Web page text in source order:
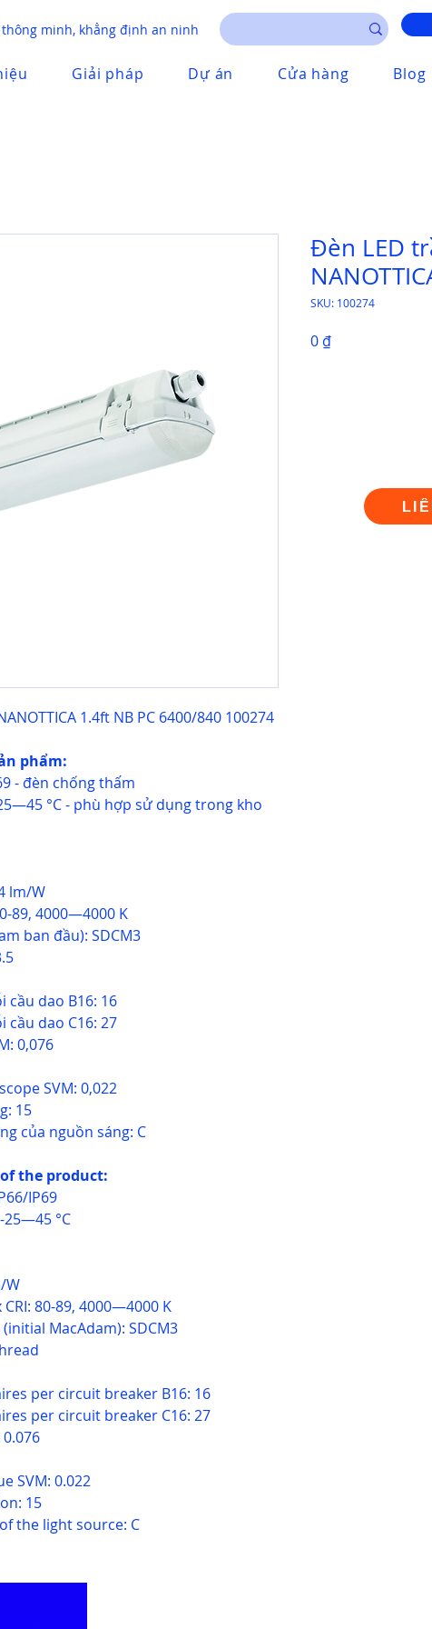
minh, khẳng định an ninh
Giải pháp Dự án Cửa hàng Blog
1.4ft NB PC 6400/840 100274
phẩm:
- đèn chống thấm
°C - phù hợp sử dụng trong kho
lm/W
89, 4000—4000 K
ban đầu): SDCM3
cầu dao B16: 16
cầu dao C16: 27
0,076
SVM: 0,022
15
của nguồn sáng: C
the product:
IP69
°C
W
80-89, 4000—4000 K
MacAdam): SDCM3
per circuit breaker B16: 16
per circuit breaker C16: 27
SVM: 0.022
15
the light source: C
Đèn LED
SKU: 100274
0 ₫Giá